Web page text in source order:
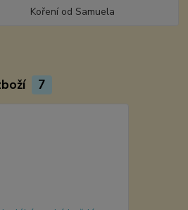
Koření od Samuela
7